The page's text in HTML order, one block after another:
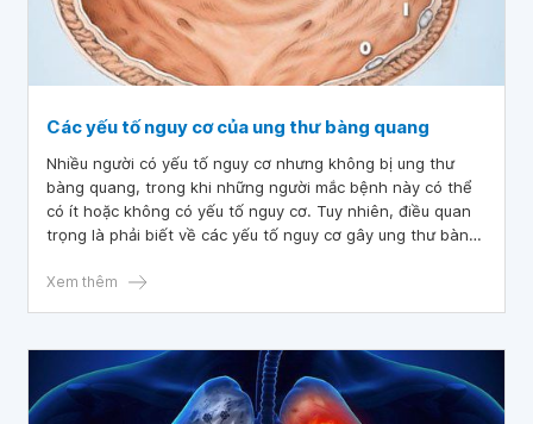
Các yếu tố nguy cơ của ung thư bàng quang
Nhiều người có yếu tố nguy cơ nhưng không bị ung thư
bàng quang, trong khi những người mắc bệnh này có thể
có ít hoặc không có yếu tố nguy cơ. Tuy nhiên, điều quan
trọng là phải biết về các yếu tố nguy cơ gây ung thư bàng
giảm nguy cơ mắc bệnh.
Xem thêm